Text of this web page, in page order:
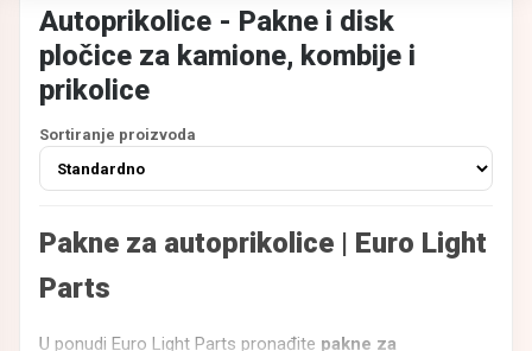
Autoprikolice - Pakne i disk
pločice za kamione, kombije i
prikolice
Sortiranje proizvoda
Pakne za autoprikolice | Euro Light
Parts
U ponudi Euro Light Parts pronađite pakne za